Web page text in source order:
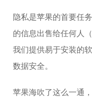
隐私是苹果的首要任
的信息出售给任何人
我们提供易于安装的
数据安全。
苹果海吹了这么一通